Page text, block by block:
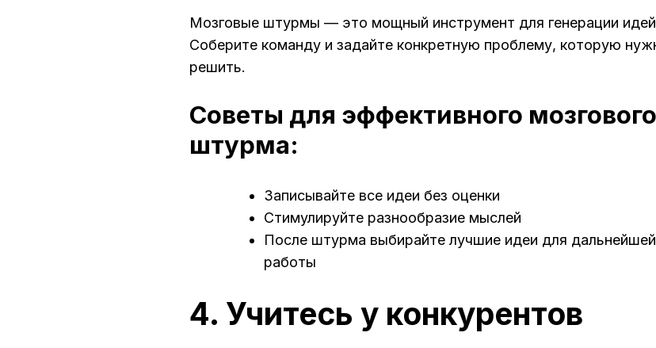
Мозговые штурмы — это мощный инструмент для генерации
Соберите команду и задайте конкретную проблему, которую
решить.
Советы для эффективного мозгового
штурма:
Записывайте все идеи без оценки
Стимулируйте разнообразие мыслей
После штурма выбирайте лучшие идеи для дальнейшей
работы
4. Учитесь у конкурентов